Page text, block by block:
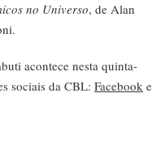
no Universo, de Alan
acontece nesta quinta-
sociais da CBL: Facebook e